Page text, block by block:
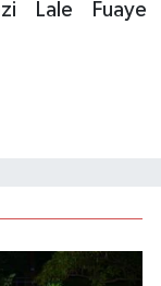
Lale Fuaye